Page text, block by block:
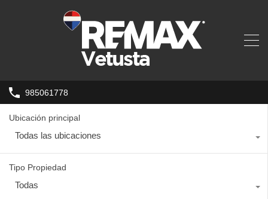
985061778
Ubicación principal
Todas las ubicaciones
Tipo Propiedad
Todas